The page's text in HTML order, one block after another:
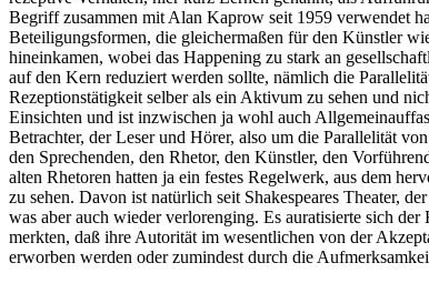
Begriff zusammen mit Alan Kaprow seit 1959 verwendet
Beteiligungsformen, die gleichermaßen für den Künstler
hineinkamen, wobei das Happening zu stark an
auf den Kern reduziert werden sollte, nämlich die
Rezeptionstätigkeit selber als ein Aktivum zu sehen und
Einsichten und ist inzwischen ja wohl auch
Betrachter, der Leser und Hörer, also um die Parallelität
den Sprechenden, den Rhetor, den Künstler, den
alten Rhetoren hatten ja ein festes Regelwerk, aus dem
zu sehen. Davon ist natürlich seit Shakespeares Theater,
was aber auch wieder verlorenging. Es auratisierte sich
merkten, daß ihre Autorität im wesentlichen von der
erworben werden oder zumindest durch die